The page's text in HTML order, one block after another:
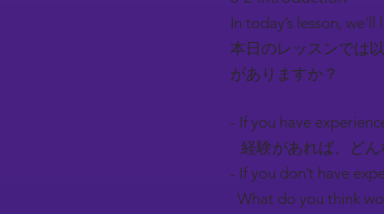
In today’s lesson,
本日のレッスンでは
がありますか？​
- If you have
経験があれば、どん
- If you don’t have
What do you think